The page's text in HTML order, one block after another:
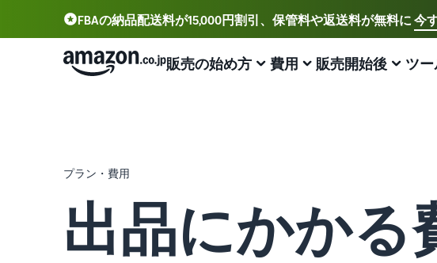
FBAの納品配送料が15,000円割引、保管料や返送料が無料に 今
ご
販売の始め方
セラーセントラルにログインする スタ
最初の
費用
出品プランと基本手数料を確認
カテゴリーごとの販売手数料
カテゴリーごとの販売手数料を確認
FBA在
FBA在
販売開始後
商品の保管・発送・返品対応を代行
出品者様による自社配送
配送距離やコストに応じて柔軟に対応 法人
ビジネ
ツ
出品、価格設定、注文管理まで商品管理や販売を行うツ
Amazon出品アプリ
スマホで出品・注文管理が可能な無料Amazonセラーア
新規
最大
出品開始に役立つガイドブックを提供
Amazon出品大学
ビジネスの成功をサポートする無料の学習プログラム
ネッ
ネット
プラン・費用
出品にかかる